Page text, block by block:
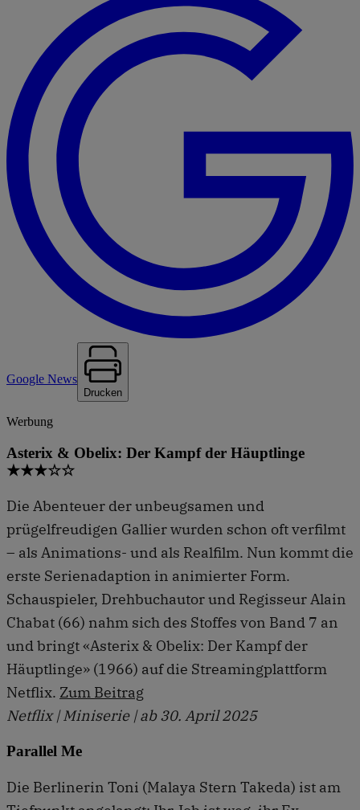
Google News
Drucken
Werbung
Asterix & Obelix: Der Kampf der Häuptlinge
★★★☆☆
Die Abenteuer der unbeugsamen und
prügelfreudigen Gallier wurden schon oft verfilmt
– als Animations- und als Realfilm. Nun kommt die
erste Serienadaption in animierter Form.
Schauspieler, Drehbuchautor und Regisseur Alain
Chabat (66) nahm sich des Stoffes von Band 7 an
und bringt «Asterix & Obelix: Der Kampf der
Häuptlinge» (1966) auf die Streamingplattform
Netflix. Zum Beitrag
Netflix | Miniserie | ab 30. April 2025
Parallel Me
Die Berlinerin Toni (Malaya Stern Takeda) ist am